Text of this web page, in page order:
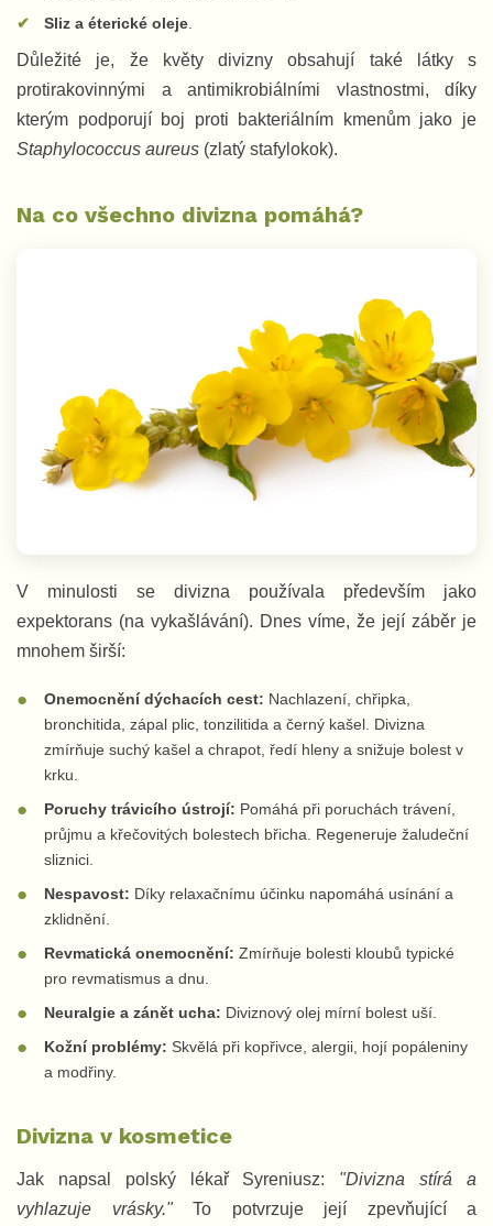
Sliz a éterické oleje
Důležité je, že květy divizny obsahují také látky s
protirakovinnými a antimikrobiálními vlastnostmi, díky
kterým podporují boj proti bakteriálním kmenům jako je
Staphylococcus aureus (zlatý stafylokok).
Na co všechno divizna pomáhá?
V minulosti se divizna používala především jako
expektorans (na vykašlávání). Dnes víme, že její záběr je
mnohem širší:
Onemocnění dýchacích cest: Nachlazení, chřipka,
bronchitida, zápal plic, tonzilitida a černý kašel. Divizna
zmírňuje suchý kašel a chrapot, ředí hleny a snižuje bolest v
krku.
Poruchy trávicího ústrojí: Pomáhá při poruchách trávení,
průjmu a křečovitých bolestech břicha. Regeneruje žaludeční
sliznici.
Nespavost: Díky relaxačnímu účinku napomáhá usínání a
zklidnění.
Revmatická onemocnění: Zmírňuje bolesti kloubů typické
pro revmatismus a dnu.
Neuralgie a zánět ucha: Diviznový olej mírní bolest uší.
Kožní problémy: Skvělá při kopřivce, alergii, hojí popáleniny
a modřiny.
Divizna v kosmetice
Jak napsal polský lékař Syreniusz: "Divizna stírá a
vyhlazuje vrásky."To potvrzuje její zpevňující a